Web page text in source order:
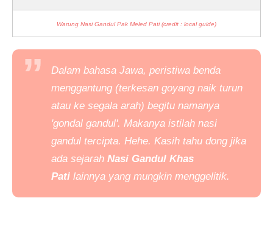
Warung Nasi Gandul Pak Meled Pati (credit : local guide)
Dalam bahasa Jawa, peristiwa benda
menggantung (terkesan goyang naik turun
atau ke segala arah) begitu namanya
'gondal gandul'. Makanya istilah nasi
gandul tercipta. Hehe. Kasih tahu dong jika
ada sejarah Nasi Gandul Khas
Pati lainnya yang mungkin menggelitik.